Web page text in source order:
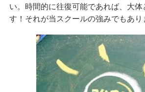
い。時間的に往復可能であれば、大体
す！それが当スクールの強みでもあり